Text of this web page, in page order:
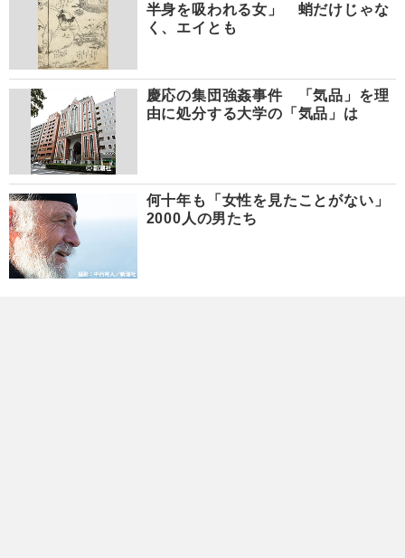
半身を吸われる女」 蛸だけじゃな
く、エイとも
慶応の集団強姦事件 「気品」を理
由に処分する大学の「気品」は
何十年も「女性を見たことがない」
2000人の男たち